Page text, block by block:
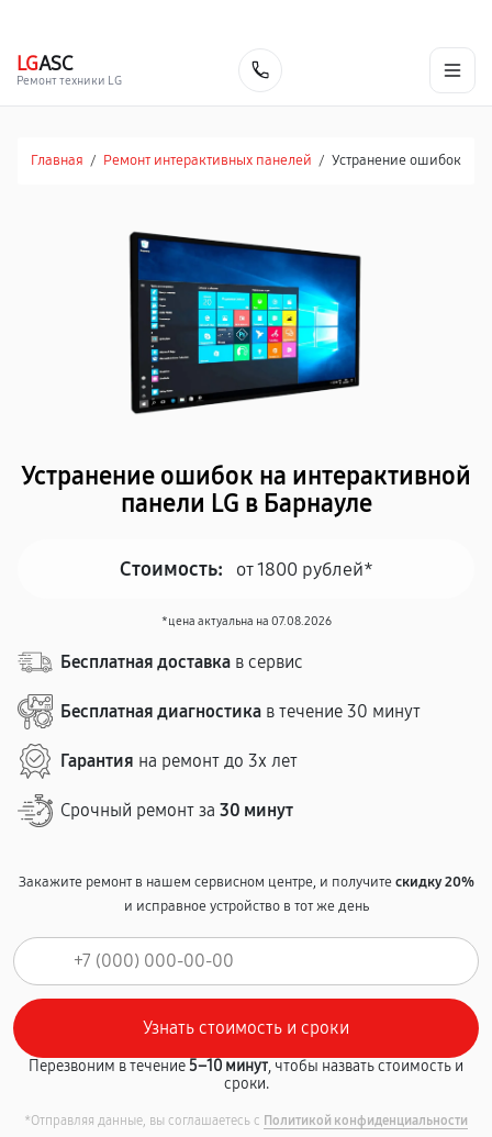
LGASC
Ремонт техники LG
Главная / Ремонт интерактивных панелей / Устранение ошибок
Устранение ошибок на интерактивной
панели LG в Барнауле
Стоимость: от 1800 рублей*
*цена актуальна на 07.08.2026
Бесплатная доставка в сервис
Бесплатная диагностика в течение 30 минут
Гарантия на ремонт до 3х лет
Срочный ремонт за 30 минут
Закажите ремонт в нашем сервисном центре, и получитескидку 20%
и исправное устройство в тот же день
Перезвоним в течение5–10 минут, чтобы назвать стоимость и
сроки.
*Отправляя данные, вы соглашаетесь с Политикой конфиденциальности